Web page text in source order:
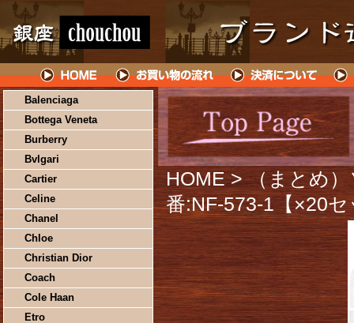
Balenciaga
Bottega Veneta
Burberry
Bvlgari
Cartier
Celine
Chanel
Chloe
Christian Dior
Coach
Cole Haan
Etro
HOME > （まとめ
番:NF-573-1【×20